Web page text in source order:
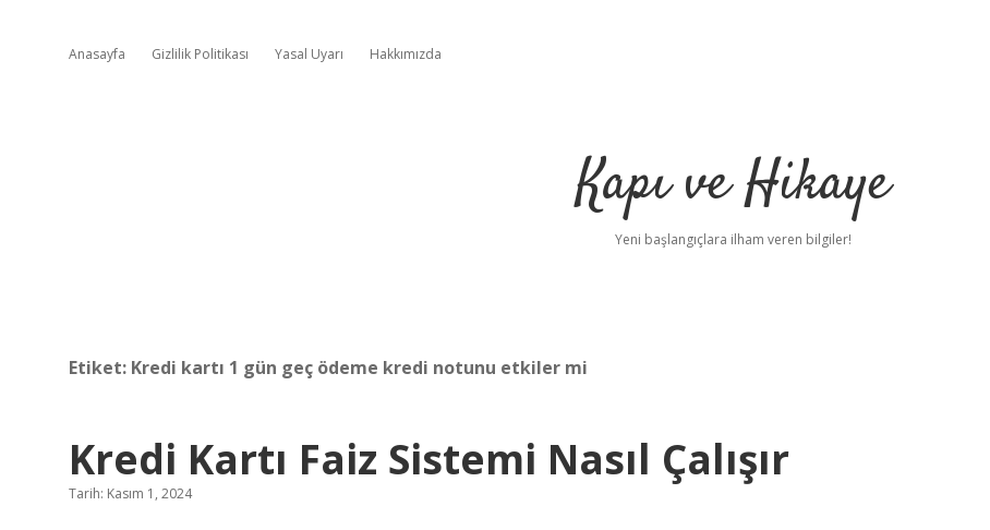
Anasayfa Gizlilik Politikası Yasal Uyarı Hakkımızda
Kapı ve Hikaye
Yeni başlangıçlara ilham veren bilgiler!
Etiket: Kredi kartı 1 gün geç ödeme kredi notunu etkiler mi
Kredi Kartı Faiz Sistemi Nasıl Çalışır
Tarih: Kasım 1, 2024